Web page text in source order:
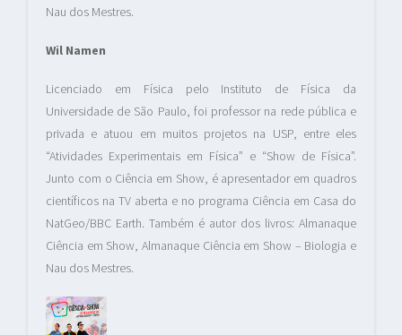
Nau dos Mestres.
Wil Namen
Licenciado em Física pelo Instituto de Física da
Universidade de São Paulo, foi professor na rede pública e
privada e atuou em muitos projetos na USP, entre eles
“Atividades Experimentais em Física” e “Show de Física”.
Junto com o Ciência em Show, é apresentador em quadros
científicos na TV aberta e no programa Ciência em Casa do
NatGeo/BBC Earth. Também é autor dos livros: Almanaque
Ciência em Show, Almanaque Ciência em Show – Biologia e
Nau dos Mestres.